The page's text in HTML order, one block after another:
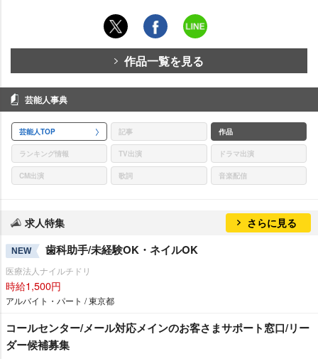
作品一覧を見る
芸能人事典
芸能人TOP 記事 作品
ランキング情報 TV出演 ドラマ出演
CM出演 歌詞 音楽配信
求人特集 さらに見る
NEW 歯科助手/未経験OK・ネイルOK
医療法人ナイルチドリ
時給1,500円
アルバイト・パート / 東京都
コールセンター/メール対応メインのお客さまサポート窓口/リー
ダー候補募集